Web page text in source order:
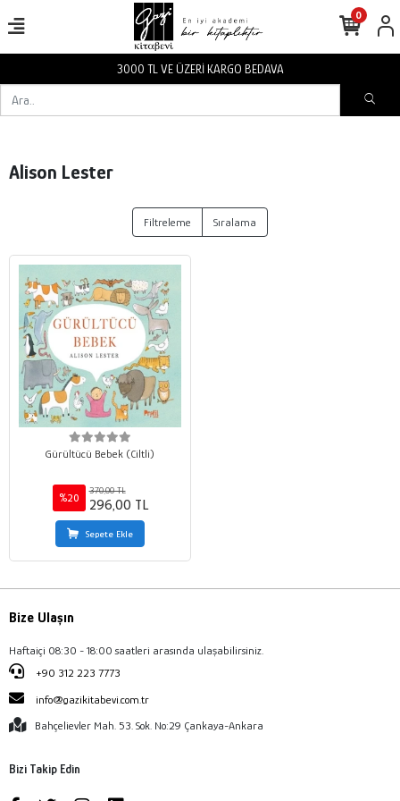
3000 TL VE ÜZERİ KARGO BEDAVA
0
Alison Lester
Filtreleme Sıralama
Gürültücü Bebek (Ciltli)
%20
370,00 TL
296,00 TL
Sepete Ekle
Bize Ulaşın
Haftaiçi 08:30 - 18:00 saatleri arasında ulaşabilirsiniz.
+90 312 223 7773
info@gazikitabevi.com.tr
Bahçelievler Mah. 53. Sok. No:29 Çankaya-Ankara
Bizi Takip Edin